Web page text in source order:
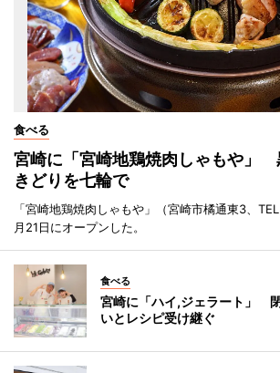
食べる
宮崎に「宮崎地鶏焼肉しゃもや」
きどりを七輪で
「宮崎地鶏焼肉しゃもや」（宮崎市橘通東3、
月21日にオープンした。
食べる
宮崎に「ハイ,ジェラート」
いとレシピ受け継ぐ